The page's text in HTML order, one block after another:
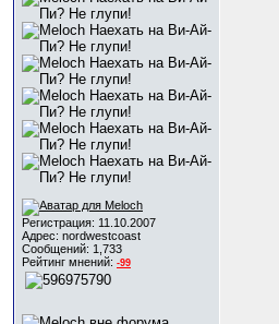
Регистрация: 11.10.2007
Адрес: nordwestcoast
Сообщений: 1,733
Рейтинг мнений: -99